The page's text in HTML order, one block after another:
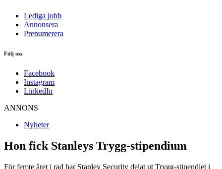
Lediga jobb
Annonsera
Prenumerera
Följ oss
Facebook
Instagram
LinkedIn
ANNONS
Nyheter
Hon fick Stanleys Trygg-stipendium
För femte året i rad har Stanley Security delat ut Trygg-stipendiet i